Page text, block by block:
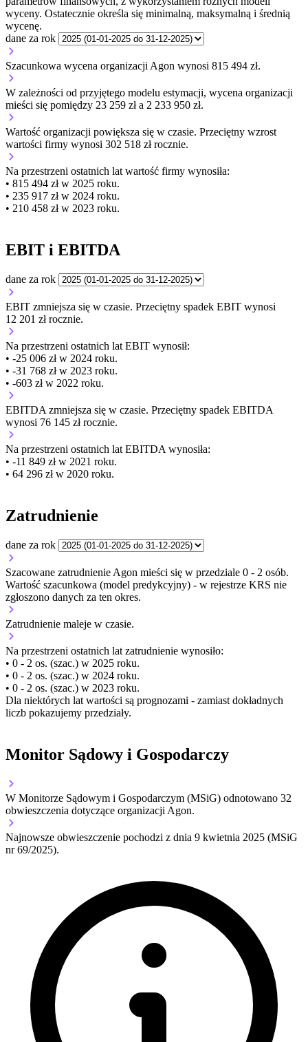
wyceny. Ostatecznie określa się minimalną, maksymalną i średnią
wycenę.
dane za rok
Szacunkowa wycena organizacji Agon wynosi 815 494 zł.
W zależności od przyjętego modelu estymacji, wycena organizacji
mieści się pomiędzy 23 259 zł a 2 233 950 zł.
Wartość organizacji powiększa się w czasie. Przeciętny wzrost
wartości firmy wynosi 302 518 zł rocznie.
Na przestrzeni ostatnich lat wartość firmy wynosiła:
• 815 494 zł w 2025 roku.
• 235 917 zł w 2024 roku.
• 210 458 zł w 2023 roku.
EBIT i EBITDA
dane za rok
EBIT zmniejsza się w czasie. Przeciętny spadek EBIT wynosi
12 201 zł rocznie.
Na przestrzeni ostatnich lat EBIT wynosił:
• -25 006 zł w 2024 roku.
• -31 768 zł w 2023 roku.
• -603 zł w 2022 roku.
EBITDA zmniejsza się w czasie. Przeciętny spadek EBITDA
wynosi 76 145 zł rocznie.
Na przestrzeni ostatnich lat EBITDA wynosiła:
• -11 849 zł w 2021 roku.
• 64 296 zł w 2020 roku.
Zatrudnienie
dane za rok
Szacowane zatrudnienie Agon mieści się w przedziale 0 - 2 osób.
Wartość szacunkowa (model predykcyjny) - w rejestrze KRS nie
zgłoszono danych za ten okres.
Zatrudnienie maleje w czasie.
Na przestrzeni ostatnich lat zatrudnienie wynosiło:
• 0 - 2 os. (szac.) w 2025 roku.
• 0 - 2 os. (szac.) w 2024 roku.
• 0 - 2 os. (szac.) w 2023 roku.
Dla niektórych lat wartości są prognozami - zamiast dokładnych
liczb pokazujemy przedziały.
Monitor Sądowy i Gospodarczy
W Monitorze Sądowym i Gospodarczym (MSiG) odnotowano 32
obwieszczenia dotyczące organizacji Agon.
Najnowsze obwieszczenie pochodzi z dnia 9 kwietnia 2025 (MSiG
nr 69/2025).